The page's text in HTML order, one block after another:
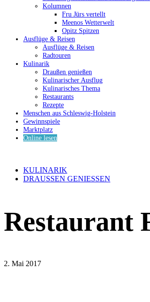
Kolumnen
Fru Jürs vertellt
Meenos Wetterwelt
Opitz Spitzen
Ausflüge & Reisen
Ausflüge & Reisen
Radtouren
Kulinarik
Draußen genießen
Kulinarischer Ausflug
Kulinarisches Thema
Restaurants
Rezepte
Menschen aus Schleswig-Holstein
Gewinnspiele
Marktplatz
Online lesen
KULINARIK
DRAUSSEN GENIESSEN
Restaurant
2. Mai 2017